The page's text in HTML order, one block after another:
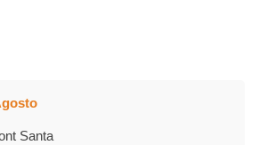
Santa